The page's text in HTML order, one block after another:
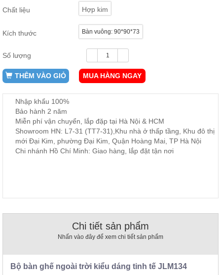
kệ
Công,
Vườn
Phụ
Cây
, đồ
Nhà
Chất liệu Hợp kim
Kích thước Bàn vuông: 90*90*73
Số lượng
THÊM VÀO GIỎ MUA HÀNG NGAY
Nhập khẩu 100%
Bảo hành 2 năm
Miễn phí vận chuyển, lắp đặp tại Hà Nội & HCM
Showroom HN: L7-31 (TT7-31),Khu nhà ở thấp tầng, Khu đô thị
mới Đại Kim, phường Đại Kim, Quận Hoàng Mai, TP Hà Nội
Chi nhánh Hồ Chí Minh: Giao hàng, lắp đặt tận nơi
Chi tiết sản phẩm
Nhấn vào đây để xem chi tiết sản phẩm
Bộ bàn ghế ngoài trời kiểu dáng tinh tế JLM134